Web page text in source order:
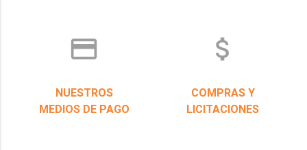
credit_card
NUESTROS
MEDIOS DE PAGO
attach_money
COMPRAS Y
LICITACIONES